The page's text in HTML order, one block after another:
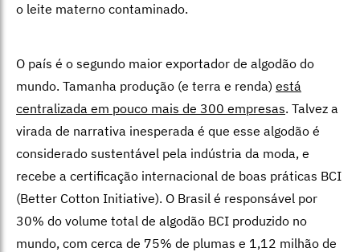
o leite materno contaminado.
O país é o segundo maior exportador de algodão do
mundo. Tamanha produção (e terra e renda) está
centralizada em pouco mais de 300 empresas. Talvez a
virada de narrativa inesperada é que esse algodão é
considerado sustentável pela indústria da moda, e
recebe a certificação internacional de boas práticas BCI
(Better Cotton Initiative). O Brasil é responsável por
30% do volume total de algodão BCI produzido no
mundo, com cerca de 75% de plumas e 1,12 milhão de